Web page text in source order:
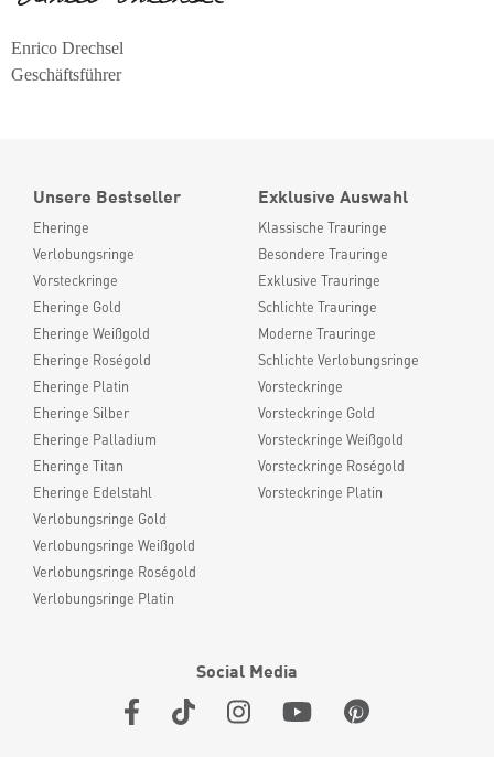
Enrico Drechsel
Geschäftsführer
Unsere Bestseller
Eheringe
Verlobungsringe
Vorsteckringe
Eheringe Gold
Eheringe Weißgold
Eheringe Roségold
Eheringe Platin
Eheringe Silber
Eheringe Palladium
Eheringe Titan
Eheringe Edelstahl
Verlobungsringe Gold
Verlobungsringe Weißgold
Verlobungsringe Roségold
Verlobungsringe Platin
Exklusive Auswahl
Klassische Trauringe
Besondere Trauringe
Exklusive Trauringe
Schlichte Trauringe
Moderne Trauringe
Schlichte Verlobungsringe
Vorsteckringe
Vorsteckringe Gold
Vorsteckringe Weißgold
Vorsteckringe Roségold
Vorsteckringe Platin
Social Media